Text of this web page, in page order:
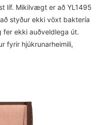
líf. Mikilvægt er að YL1495
styður ekki vöxt baktería
fer ekki auðveldlega út.
fyrir hjúkrunarheimili,